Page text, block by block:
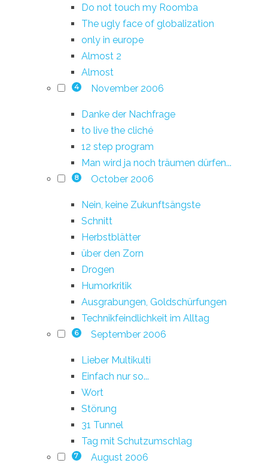
Do not touch my Roomba
The ugly face of globalization
only in europe
Almost 2
Almost
4 November 2006
Danke der Nachfrage
to live the cliché
12 step program
Man wird ja noch träumen dürfen...
8 October 2006
Nein, keine Zukunftsängste
Schnitt
Herbstblätter
über den Zorn
Drogen
Humorkritik
Ausgrabungen, Goldschürfungen
Technikfeindlichkeit im Alltag
6 September 2006
Lieber Multikulti
Einfach nur so...
Wort
Störung
31 Tunnel
Tag mit Schutzumschlag
7 August 2006